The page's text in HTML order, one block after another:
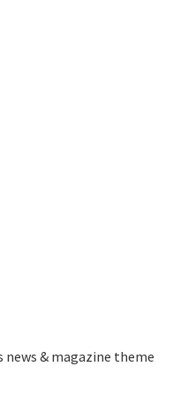
news & magazine theme